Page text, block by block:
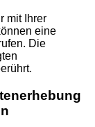
mit Ihrer
eine
Die